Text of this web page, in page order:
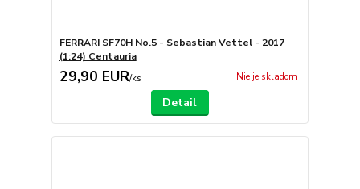
FERRARI SF70H No.5 - Sebastian Vettel - 2017
(1:24) Centauria
29,90 EUR/ks Nie je skladom
Detail